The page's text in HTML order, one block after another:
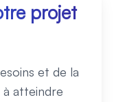
projet
et de la
atteindre